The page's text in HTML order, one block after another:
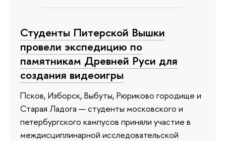
Студенты Питерской Вышки
провели экспедицию по
памятникам Древней Руси для
создания видеоигры
Псков, Изборск, Выбуты, Рюриково городище и
Старая Ладога — студенты московского и
петербургского кампусов приняли участие в
междисциплинарной исследовательской